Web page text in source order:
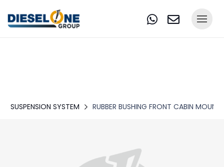
SUSPENSION SYSTEM RUBBER BUSHING FRONT CABIN